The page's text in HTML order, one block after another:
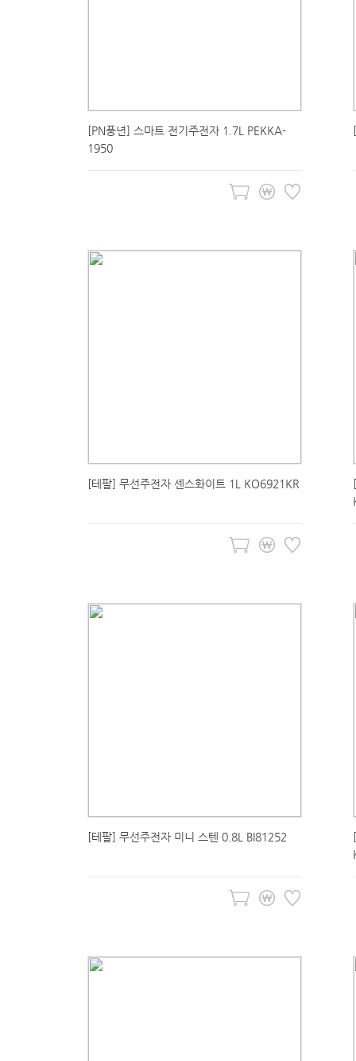
[PN풍년] 스마트 전기주전자 1.7L PEKKA-
1950
[테팔] 무선주전자 센스화이트 1L KO6921KR
[테팔] 무선주전자 미니 스텐 0.8L BI81252